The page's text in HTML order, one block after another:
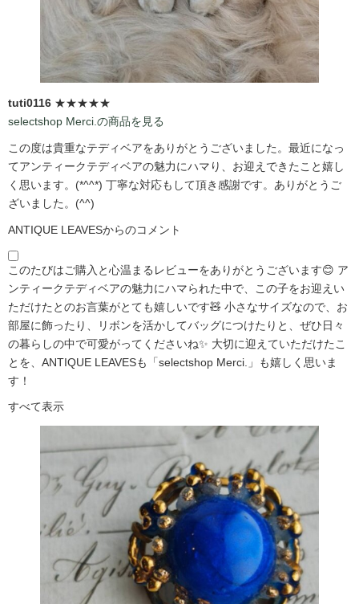
tuti0116 ★★★★★
selectshop Merci.の商品を見る
この度は貴重なテディベアをありがとうございました。最近になっ
てアンティークテディベアの魅力にハマり、お迎えできたこと嬉し
く思います。(*^^*) 丁寧な対応もして頂き感謝です。ありがとうご
ざいました。(^^)
ANTIQUE LEAVESからのコメント
このたびはご購入と心温まるレビューをありがとうございます😊 ア
ンティークテディベアの魅力にハマられた中で、この子をお迎えい
ただけたとのお言葉がとても嬉しいです🧸 小さなサイズなので、お
部屋に飾ったり、リボンを活かしてバッグにつけたりと、ぜひ日々
の暮らしの中で可愛がってくださいね✨ 大切に迎えていただけたこ
とを、ANTIQUE LEAVESも「selectshop Merci.」も嬉しく思いま
す！
すべて表示